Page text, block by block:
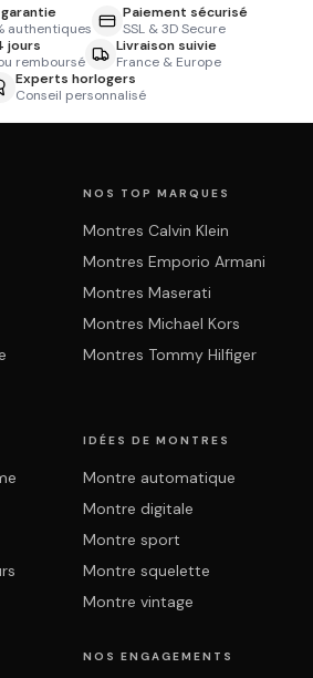
authentiques
Paiement sécurisé
SSL & 3D Secure
jours
remboursé
Livraison suivie
France & Europe
Experts horlogers
Conseil personnalisé
NOS TOP MARQUES
Montres Calvin Klein
Montres Emporio Armani
Montres Maserati
Montres Michael Kors
Montres Tommy Hilfiger
IDÉES DE MONTRES
Montre automatique
Montre digitale
Montre sport
Montre squelette
Montre vintage
NOS ENGAGEMENTS